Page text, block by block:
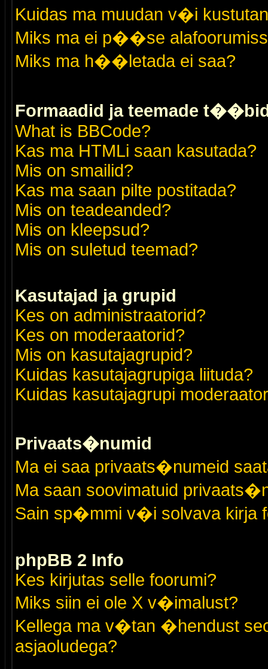
Kuidas ma muudan v�i
Miks ma ei p��se
Miks ma h��letada ei saa?
Formaadid ja teemade
What is BBCode?
Kas ma HTMLi saan kasutada?
Mis on smailid?
Kas ma saan pilte postitada?
Mis on teadeanded?
Mis on kleepsud?
Mis on suletud teemad?
Kasutajad ja grupid
Kes on administraatorid?
Kes on moderaatorid?
Mis on kasutajagrupid?
Kuidas kasutajagrupiga liituda?
Kuidas kasutajagrupi
Privaats�numid
Ma ei saa privaats�numeid
Ma saan soovimatuid
Sain sp�mmi v�i solvava kirja
phpBB 2 Info
Kes kirjutas selle foorumi?
Miks siin ei ole X v�imalust?
Kellega ma v�tan �hendust
asjaoludega?